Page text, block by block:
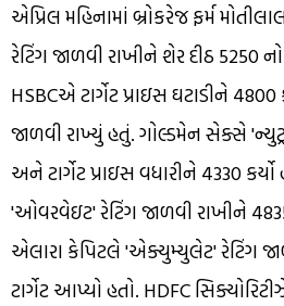
એપ્રિલ મહિનામાં બ્રોકરેજ ફર્મ
રેટિંગ જાળવી રાખીને શેર દીઠ ₹5250
HSBCએ ટાર્ગેટ પ્રાઇસ ઘટાડીને
જાળવી રાખ્યું હતું. ગોલ્ડમેન સેક્સે
અને ટાર્ગેટ પ્રાઇસ વધારીને ₹4330
'ઓવરવેઇટ' રેટિંગ જાળવી રાખીને
એલારા કેપિટલે 'એક્યુમ્યુલેટ' રેટિંગ
ટાર્ગેટ આપ્યો હતો. HDFC